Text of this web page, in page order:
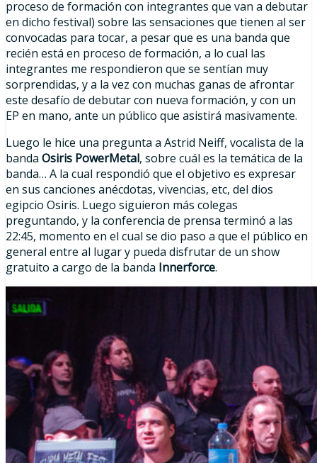
proceso de formación con integrantes que van a debutar
en dicho festival) sobre las sensaciones que tienen al ser
convocadas para tocar, a pesar que es una banda que
recién está en proceso de formación, a lo cual las
integrantes me respondieron que se sentían muy
sorprendidas, y a la vez con muchas ganas de afrontar
este desafío de debutar con nueva formación, y con un
EP en mano, ante un público que asistirá masivamente.
Luego le hice una pregunta a Astrid Neiff, vocalista de la
banda Osiris PowerMetal, sobre cuál es la temática de la
banda… A la cual respondió que el objetivo es expresar
en sus canciones anécdotas, vivencias, etc, del dios
egipcio Osiris. Luego siguieron más colegas
preguntando, y la conferencia de prensa terminó a las
22:45, momento en el cual se dio paso a que el público en
general entre al lugar y pueda disfrutar de un show
gratuito a cargo de la banda Innerforce.